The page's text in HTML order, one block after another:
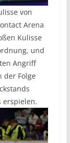
von
Arena
Kulisse
und
Angriff
der Folge
erspielen.